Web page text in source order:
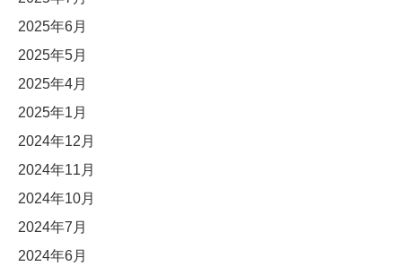
2025年6月
2025年5月
2025年4月
2025年1月
2024年12月
2024年11月
2024年10月
2024年7月
2024年6月